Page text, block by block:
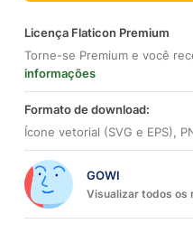
Licença Flaticon Premium
Torne-se Premium e você
informações
Formato de download:
Ícone vetorial (SVG e EPS),
GOWI
Visualizar todos os